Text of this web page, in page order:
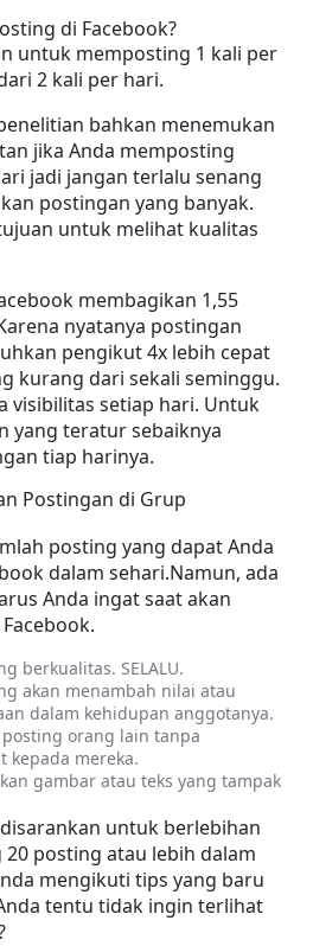
di Facebook?
untuk memposting 1 kali per
2 kali per hari.
bahkan menemukan
jika Anda memposting
jadi jangan terlalu senang
postingan yang banyak.
untuk melihat kualitas
membagikan 1,55
nyatanya postingan
pengikut 4x lebih cepat
kurang dari sekali seminggu.
visibilitas setiap hari. Untuk
yang teratur sebaiknya
tiap harinya.
Postingan di Grup
posting yang dapat Anda
dalam sehari.Namun, ada
Anda ingat saat akan
berkualitas. SELALU.
akan menambah nilai atau
dalam kehidupan anggotanya.
posting orang lain tanpa
kepada mereka.
gambar atau teks yang tampak
untuk berlebihan
posting atau lebih dalam
mengikuti tips yang baru
tentu tidak ingin terlihat